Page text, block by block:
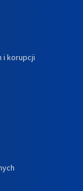
i korupcji